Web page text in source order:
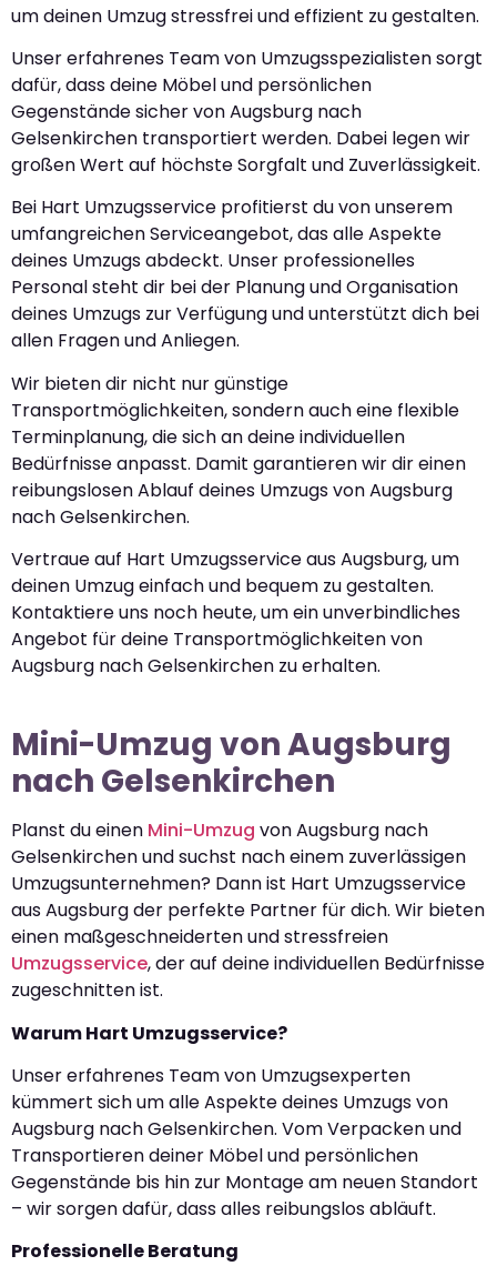
um deinen Umzug stressfrei und effizient zu gestalten.
Unser erfahrenes Team von Umzugsspezialisten sorgt
dafür, dass deine Möbel und persönlichen
Gegenstände sicher von Augsburg nach
Gelsenkirchen transportiert werden. Dabei legen wir
großen Wert auf höchste Sorgfalt und Zuverlässigkeit.
Bei Hart Umzugsservice profitierst du von unserem
umfangreichen Serviceangebot, das alle Aspekte
deines Umzugs abdeckt. Unser professionelles
Personal steht dir bei der Planung und Organisation
deines Umzugs zur Verfügung und unterstützt dich bei
allen Fragen und Anliegen.
Wir bieten dir nicht nur günstige
Transportmöglichkeiten, sondern auch eine flexible
Terminplanung, die sich an deine individuellen
Bedürfnisse anpasst. Damit garantieren wir dir einen
reibungslosen Ablauf deines Umzugs von Augsburg
nach Gelsenkirchen.
Vertraue auf Hart Umzugsservice aus Augsburg, um
deinen Umzug einfach und bequem zu gestalten.
Kontaktiere uns noch heute, um ein unverbindliches
Angebot für deine Transportmöglichkeiten von
Augsburg nach Gelsenkirchen zu erhalten.
Mini-Umzug von Augsburg
nach Gelsenkirchen
Planst du einen Mini-Umzug von Augsburg nach
Gelsenkirchen und suchst nach einem zuverlässigen
Umzugsunternehmen? Dann ist Hart Umzugsservice
aus Augsburg der perfekte Partner für dich. Wir bieten
einen maßgeschneiderten und stressfreien
Umzugsservice, der auf deine individuellen Bedürfnisse
zugeschnitten ist.
Warum Hart Umzugsservice?
Unser erfahrenes Team von Umzugsexperten
kümmert sich um alle Aspekte deines Umzugs von
Augsburg nach Gelsenkirchen. Vom Verpacken und
Transportieren deiner Möbel und persönlichen
Gegenstände bis hin zur Montage am neuen Standort
– wir sorgen dafür, dass alles reibungslos abläuft.
Professionelle Beratung